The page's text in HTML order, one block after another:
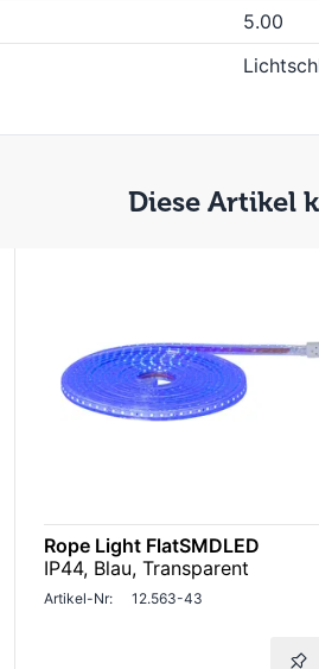
5.00
Diese Artikel
Rope Light FlatSMDLED
IP44, Blau, Transparent
Artikel-Nr: 12.563-43